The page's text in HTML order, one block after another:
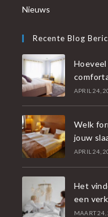
Nieuws
Recente Blog
APRIL 24,
Welk
jouw
APRIL 24,
Het
een
MAART 24,